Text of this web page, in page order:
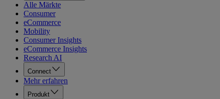
Alle Märkte
Consumer
eCommerce
Mobility
Consumer Insights
eCommerce Insights
Research AI
Connect
Mehr erfahren
Produkt